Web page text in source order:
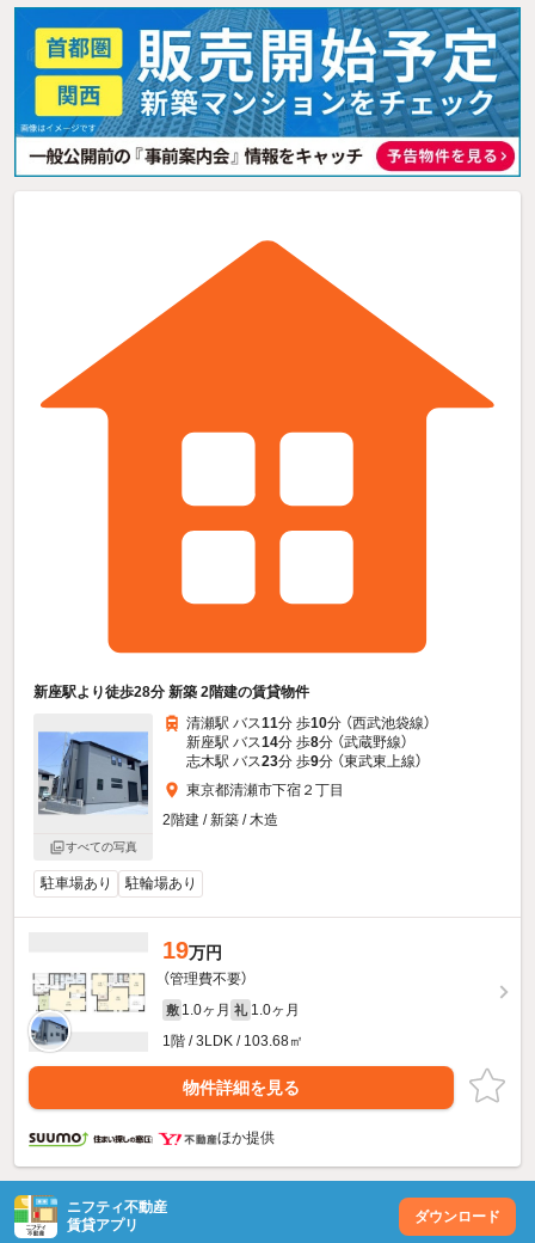
新座駅より徒歩28分 新築 2階建の賃貸物件
すべての写真
清瀬駅 バス11分 歩10分 （西武池袋線）
新座駅 バス14分 歩8分 （武蔵野線）
志木駅 バス23分 歩9分 （東武東上線）
東京都清瀬市下宿２丁目
2階建 / 新築 / 木造
駐車場あり 駐輪場あり
19万円
（管理費不要）
敷 1.0ヶ月 礼 1.0ヶ月
1階 / 3LDK / 103.68㎡
物件詳細を見る
ほか提供
ニフティ不動産
賃貸アプリ
ダウンロード